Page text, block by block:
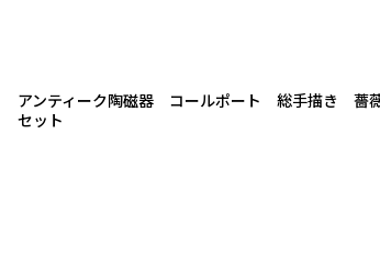
アンティーク陶磁器 コールポート 総手描き 薔
セット